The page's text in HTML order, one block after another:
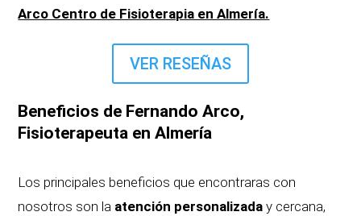
Arco Centro de Fisioterapia en Almería.
VER RESEÑAS
Beneficios de Fernando Arco,
Fisioterapeuta en Almería
Los principales beneficios que encontraras con
nosotros son la atención personalizada y cercana,